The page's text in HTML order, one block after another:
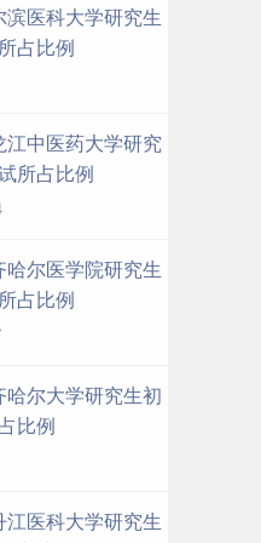
医科大学研究生
占比例
中医药大学研究
所占比例
尔医学院研究生
占比例
尔大学研究生初
比例
医科大学研究生